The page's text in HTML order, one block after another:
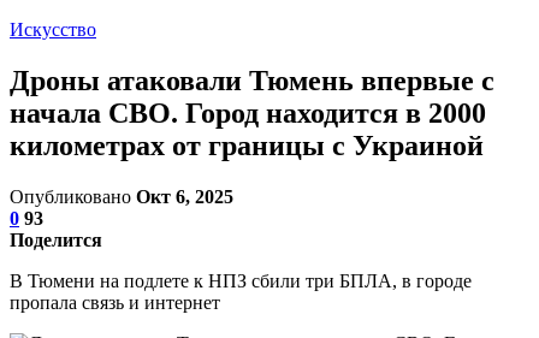
Искусство
Дроны атаковали Тюмень впервые с
начала СВО. Город находится в 2000
километрах от границы с Украиной
Опубликовано Окт 6, 2025
0 93
Поделится
В Тюмени на подлете к НПЗ сбили три БПЛА, в городе
пропала связь и интернет